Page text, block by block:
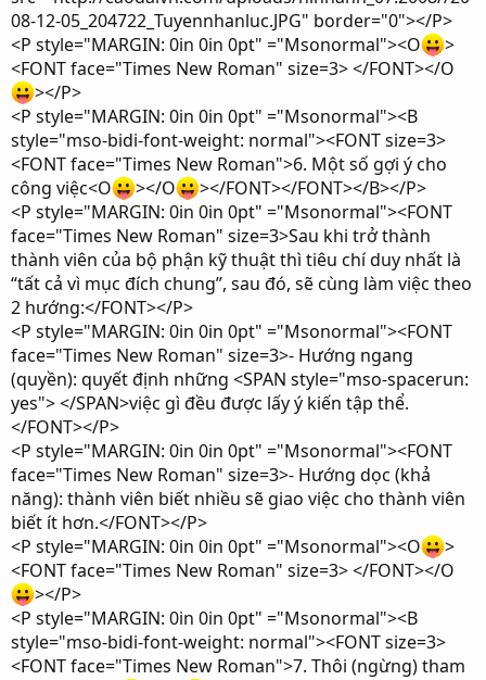
08-12-05_204722_Tuyennhanluc.JPG" border="0"></P>
<P style="MARGIN: 0in 0in 0pt" ="Msonormal"><O
>
<FONT face="Times New Roman" size=3> </FONT></O
></P>
<P style="MARGIN: 0in 0in 0pt" ="Msonormal"><B
style="mso-bidi-font-weight: normal"><FONT size=3>
<FONT face="Times New Roman">6. Một số gợi ý cho
công việc<O
></O
></FONT></FONT></B></P>
<P style="MARGIN: 0in 0in 0pt" ="Msonormal"><FONT
face="Times New Roman" size=3>Sau khi trở thành
thành viên của bộ phận kỹ thuật thì tiêu chí duy nhất là
“tất cả vì mục đích chung”, sau đó, sẽ cùng làm việc theo
2 hướng:</FONT></P>
<P style="MARGIN: 0in 0in 0pt" ="Msonormal"><FONT
face="Times New Roman" size=3>- Hướng ngang
(quyền): quyết định những <SPAN style="mso-spacerun:
yes"> </SPAN>việc gì đều được lấy ý kiến tập thể.
</FONT></P>
<P style="MARGIN: 0in 0in 0pt" ="Msonormal"><FONT
face="Times New Roman" size=3>- Hướng dọc (khả
năng): thành viên biết nhiều sẽ giao việc cho thành viên
biết ít hơn.</FONT></P>
<P style="MARGIN: 0in 0in 0pt" ="Msonormal"><O
>
<FONT face="Times New Roman" size=3> </FONT></O
></P>
<P style="MARGIN: 0in 0in 0pt" ="Msonormal"><B
style="mso-bidi-font-weight: normal"><FONT size=3>
<FONT face="Times New Roman">7. Thôi (ngừng) tham